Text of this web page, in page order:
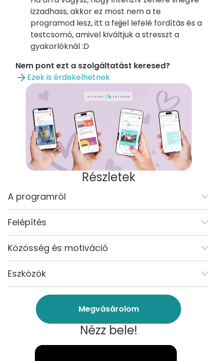
izzadhass, akkor ez most nem a te
programod lesz, itt a fejjel lefelé fordítás és a
testcsomó, amivel kiváltjuk a stresszt a
gyakorlóknál :D
Nem pont ezt a szolgáltatást keresed?
Ezek is érdekelhetnek
Részletek
A programról
Felépítés
Közösség és motiváció
Eszközök
Megvásárolom
Nézz bele!